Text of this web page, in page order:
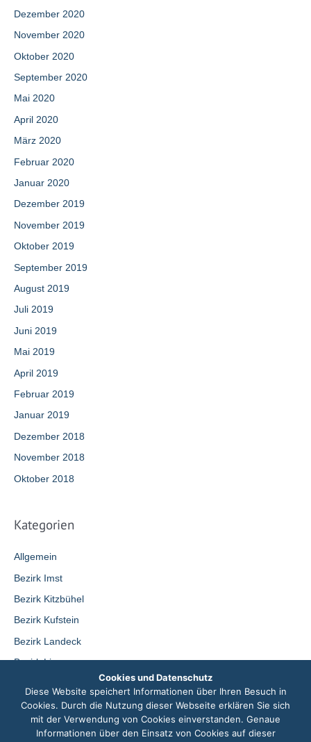
Dezember 2020
November 2020
Oktober 2020
September 2020
Mai 2020
April 2020
März 2020
Februar 2020
Januar 2020
Dezember 2019
November 2019
Oktober 2019
September 2019
August 2019
Juli 2019
Juni 2019
Mai 2019
April 2019
Februar 2019
Januar 2019
Dezember 2018
November 2018
Oktober 2018
Kategorien
Allgemein
Bezirk Imst
Bezirk Kitzbühel
Bezirk Kufstein
Bezirk Landeck
Bezirk Lienz
Bezirk Schwaz
Innsbruck-Land
Cookies und Datenschutz
Diese Website speichert Informationen über Ihren Besuch in
Cookies. Durch die Nutzung dieser Webseite erklären Sie sich
mit der Verwendung von Cookies einverstanden. Genaue
Informationen über den Einsatz von Cookies auf dieser